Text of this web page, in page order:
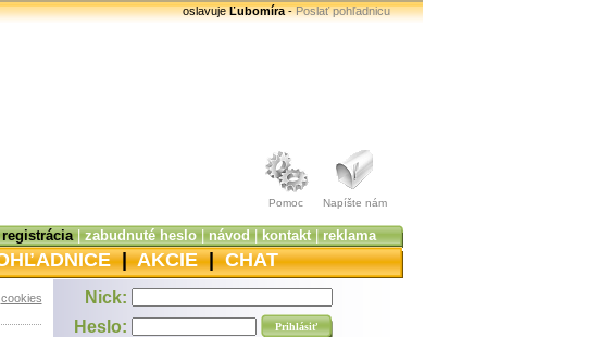
oslavujeĽubomíra-Poslať pohľadnicu
Pomoc Napíšte nám
registrácia|zabudnuté heslo|návod|kontakt|reklama
|AKCIE|CHAT
cookies
Nick:
Heslo: